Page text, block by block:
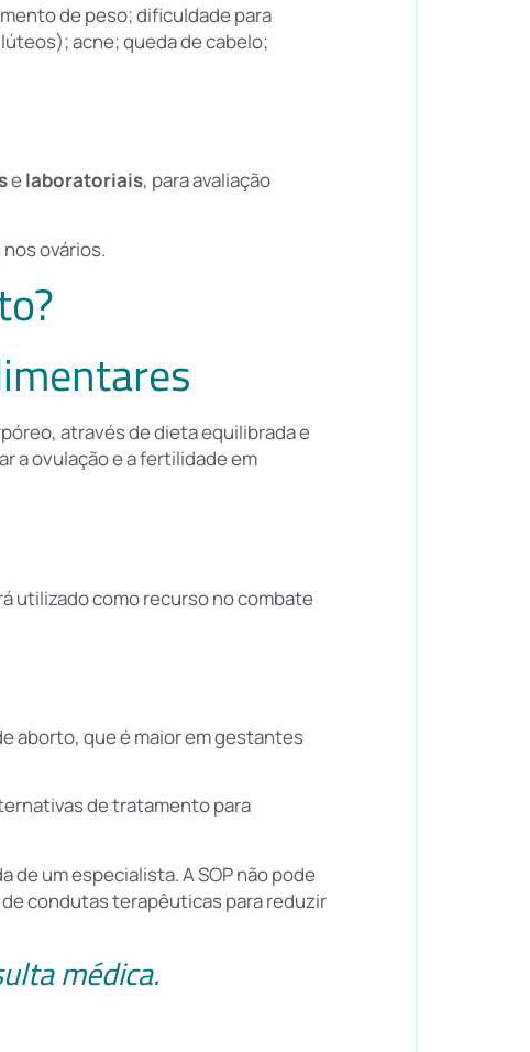
de peso; dificuldade para
acne; queda de cabelo;
elaboratoriais, para avaliação
ovários.
através de dieta equilibrada e
a ovulação e a fertilidade em
utilizado como recurso no combate
aborto, que é maior em gestantes
de tratamento para
de um especialista. A SOP não pode
condutas terapêuticas para reduzir
médica.